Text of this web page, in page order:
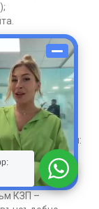
жалба в срок до
(КЗП),гр. София
111 22, имейл:
на
за защита на
КЗП –